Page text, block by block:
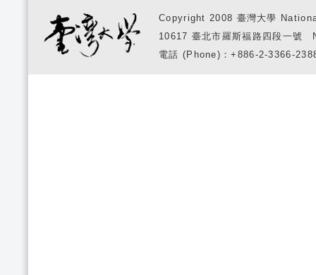
Copyright 2008 臺灣大學
10617 臺北市羅斯福路四段一
電話 (Phone)：+886-2-3366-